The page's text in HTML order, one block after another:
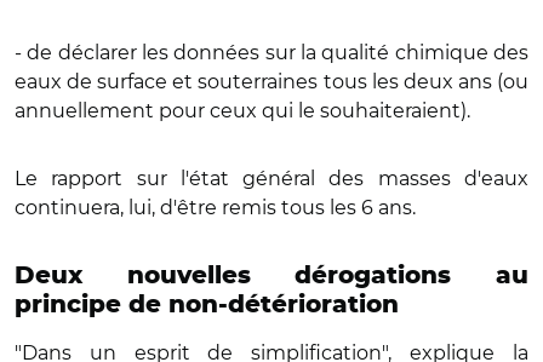
- de déclarer les données sur la qualité chimique des
eaux de surface et souterraines tous les deux ans (ou
annuellement pour ceux qui le souhaiteraient).
Le rapport sur l'état général des masses d'eaux
continuera, lui, d'être remis tous les 6 ans.
Deux nouvelles dérogations au
principe de non-détérioration
"Dans un esprit de simplification", explique la